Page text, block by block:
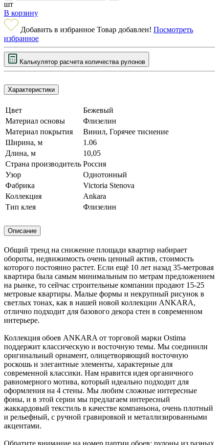
шт
В корзину
Добавить в избранное Товар добавлен! Посмотреть
избранное
Калькулятор расчета количества рулонов
Характеристики
Цвет
Бежевый
Материал основы
Флизелин
Материал покрытия
Винил, Горячее тиснение
Ширина, м
1.06
Длина, м
10,05
Страна производитель Россия
Узор
Однотонный
Фабрика
Victoria Stenova
Коллекция
Ankara
Тип клея
Флизелин
Описание
Общий тренд на снижение площади квартир набирает
обороты, недвижимость очень ценный актив, стоимость
которого постоянно растет. Если ещё 10 лет назад 35-метровая
квартира была самым минимальным по метрам предложением
на рынке, то сейчас строительные компании продают 15-25
метровые квартиры. Малые формы и некрупный рисунок в
светлых тонах, как в нашей новой коллекции ANKARA,
отлично подходит для базового декора стен в современном
интерьере.
Коллекция обоев ANKARA от торговой марки Ostima
поддержит классическую и восточную темы. Мы соединили
оригинальный орнамент, олицетворяющий восточную
роскошь и элегантные элементы, характерные для
современной классики. Нам нравится идея органичного
равномерного мотива, который идеально подходит для
оформления на 4 стены. Мы любим сложные интересные
фоны, и в этой серии мы предлагаем интересный
жаккардовый текстиль в качестве компаньона, очень плотный
и рельефный, с ручной гравировкой и металлизированными
акцентами.
Обратите внимание на номер партии обоев: рулоны из разных